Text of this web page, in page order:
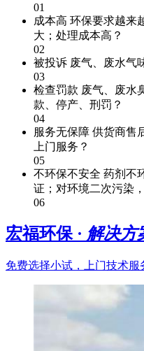
01
成本高 环保要求越来
大；处理成本高？
02
被投诉 废气、废水气
03
检查罚款 废气、废水
款、停产、刑罚？
04
服务无保障 供货商售
上门服务？
05
不环保不安全 药剂不
证；对环境二次污染
06
宏福环保 · 解决方
免费选择小试，上门技术